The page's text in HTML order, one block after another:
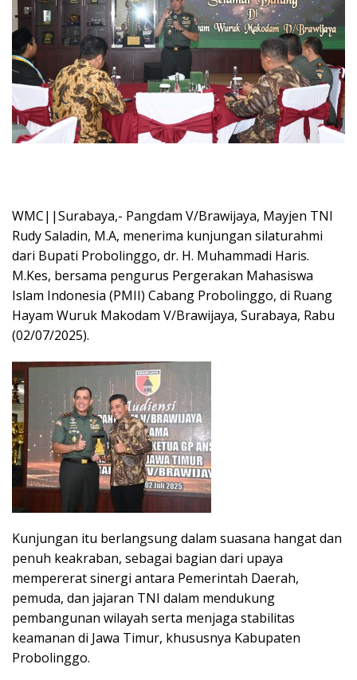
WMC||Surabaya,- Pangdam V/Brawijaya, Mayjen TNI
Rudy Saladin, M.A, menerima kunjungan silaturahmi
dari Bupati Probolinggo, dr. H. Muhammadi Haris.
M.Kes, bersama pengurus Pergerakan Mahasiswa
Islam Indonesia (PMII) Cabang Probolinggo, di Ruang
Hayam Wuruk Makodam V/Brawijaya, Surabaya, Rabu
(02/07/2025).
Kunjungan itu berlangsung dalam suasana hangat dan
penuh keakraban, sebagai bagian dari upaya
mempererat sinergi antara Pemerintah Daerah,
pemuda, dan jajaran TNI dalam mendukung
pembangunan wilayah serta menjaga stabilitas
keamanan di Jawa Timur, khususnya Kabupaten
Probolinggo.